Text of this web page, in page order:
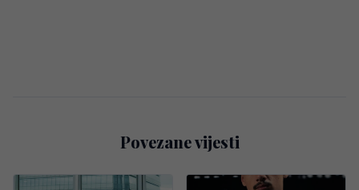
Povezane vijesti